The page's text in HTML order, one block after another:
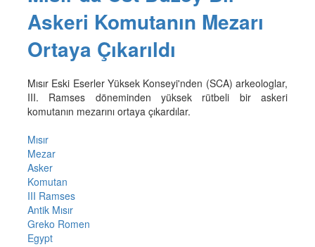
Askeri Komutanın Mezarı
Ortaya Çıkarıldı
Mısır Eski Eserler Yüksek Konseyi'nden (SCA) arkeologlar,
III. Ramses döneminden yüksek rütbeli bir askeri
komutanın mezarını ortaya çıkardılar.
Mısır
Mezar
Asker
Komutan
III Ramses
Antik Mısır
Greko Romen
Egypt